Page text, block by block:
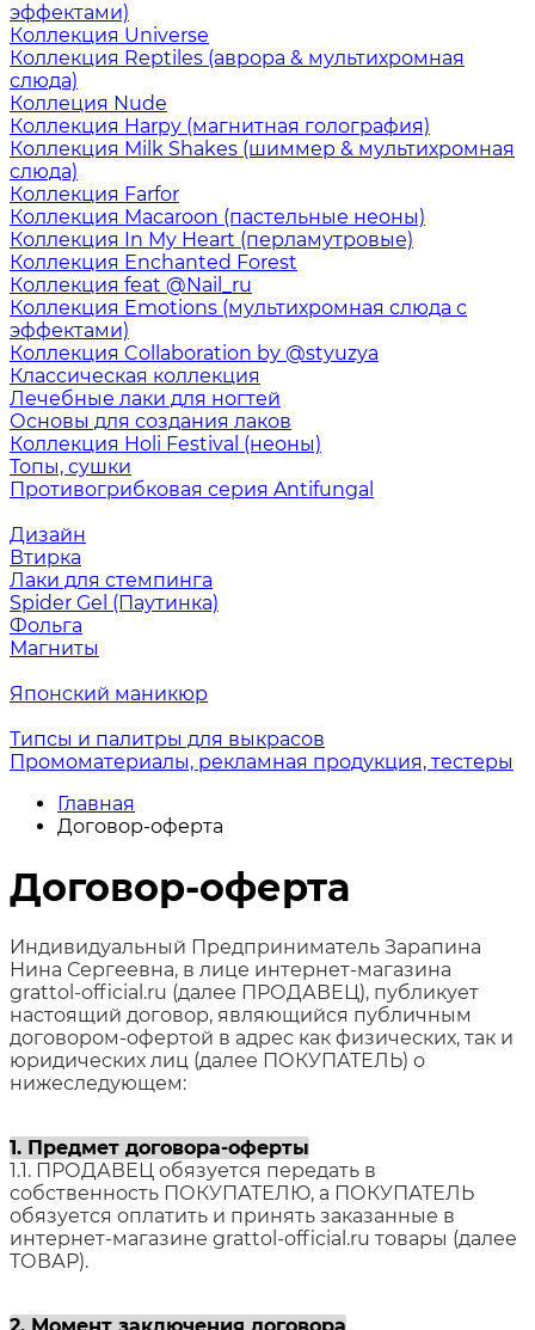
эффектами)
Коллекция Universe
Коллекция Reptiles (аврора & мультихромная
слюда)
Коллеция Nude
Коллекция Harpy (магнитная голография)
Коллекция Milk Shakes (шиммер & мультихромная
слюда)
Коллекция Farfor
Коллекция Macaroon (пастельные неоны)
Коллекция In My Heart (перламутровые)
Коллекция Enchanted Forest
Коллекция feat @Nail_ru
Коллекция Emotions (мультихромная слюда с
эффектами)
Коллекция Collaboration by @styuzya
Классическая коллекция
Лечебные лаки для ногтей
Основы для создания лаков
Коллекция Holi Festival (неоны)
Топы, сушки
Противогрибковая серия Antifungal
Дизайн
Втирка
Лаки для стемпинга
Spider Gel (Паутинка)
Фольга
Магниты
Японский маникюр
Типсы и палитры для выкрасов
Промоматериалы, рекламная продукция, тестеры
Главная
Договор-оферта
Договор-оферта
Индивидуальный Предприниматель Зарапина
Нина Сергеевна, в лице интернет-магазина
grattol-official.ru (далее ПРОДАВЕЦ), публикует
настоящий договор, являющийся публичным
договором-офертой в адрес как физических, так и
юридических лиц (далее ПОКУПАТЕЛЬ) о
нижеследующем:
1. Предмет договора-оферты
1.1. ПРОДАВЕЦ обязуется передать в
собственность ПОКУПАТЕЛЮ, а ПОКУПАТЕЛЬ
обязуется оплатить и принять заказанные в
интернет-магазине grattol-official.ru товары (далее
ТОВАР).